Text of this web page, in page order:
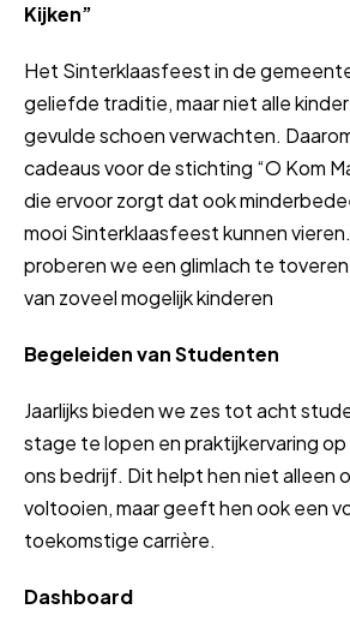
Kijken”
Het Sinterklaasfeest in de
geliefde traditie, maar niet alle
gevulde schoen verwachten.
cadeaus voor de stichting “O Kom
die ervoor zorgt dat ook
mooi Sinterklaasfeest kunnen
proberen we een glimlach te
van zoveel mogelijk kinderen
Begeleiden van Studenten
Jaarlijks bieden we zes tot acht
stage te lopen en praktijkervaring
ons bedrijf. Dit helpt hen niet alleen
voltooien, maar geeft hen ook een
toekomstige carrière.
Dashboard